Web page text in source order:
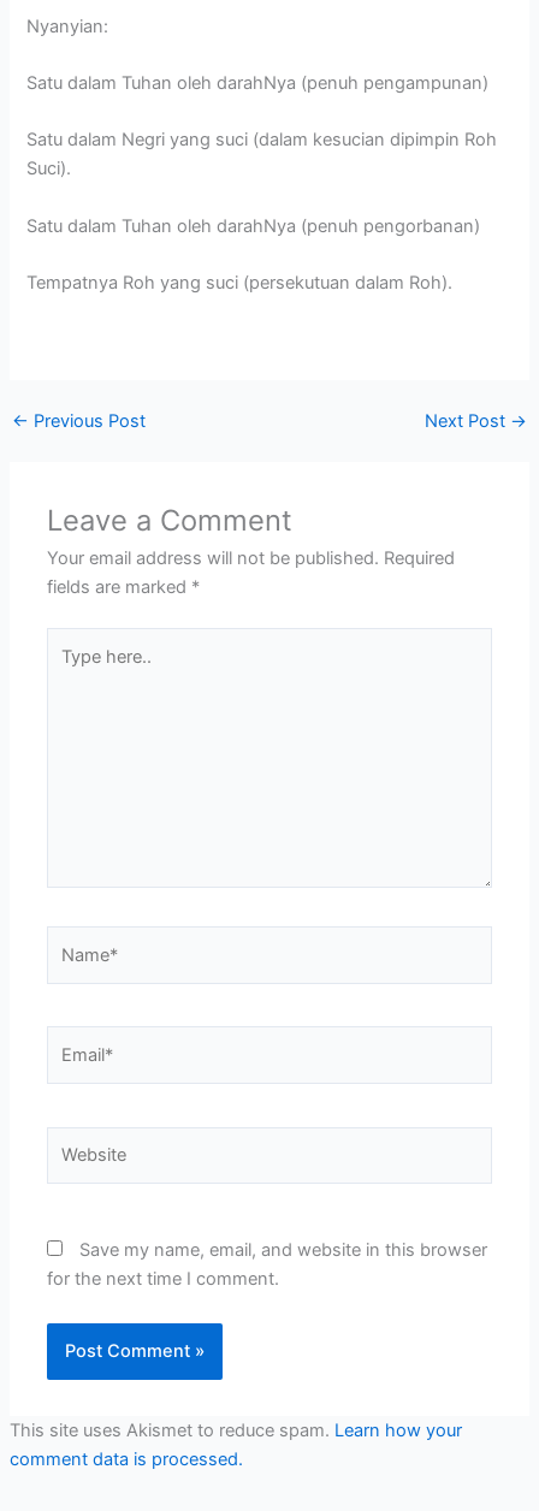
Nyanyian:
Satu dalam Tuhan oleh darahNya (penuh pengampunan)
Satu dalam Negri yang suci (dalam kesucian dipimpin Roh
Suci).
Satu dalam Tuhan oleh darahNya (penuh pengorbanan)
Tempatnya Roh yang suci (persekutuan dalam Roh).
← Previous Post Next Post →
Leave a Comment
Your email address will not be published. Required
fields are marked *
here..
Save my name, email, and website in this browser
for the next time I comment.
This site uses Akismet to reduce spam. Learn how your
comment data is processed.